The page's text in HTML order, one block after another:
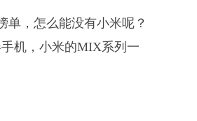
单，怎么能没有小米呢？
机，小米的MIX系列一